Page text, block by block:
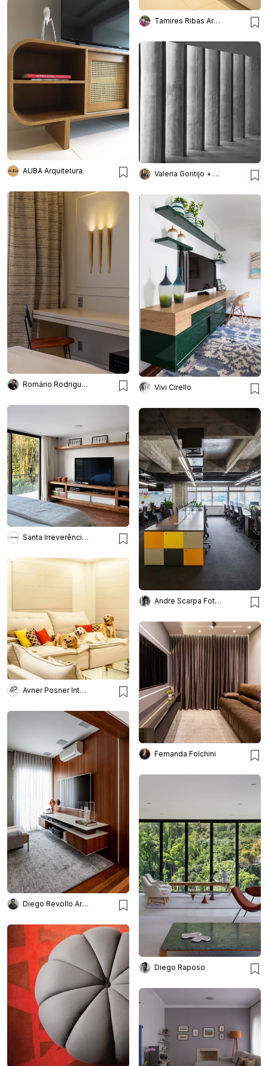
Tamires Ribas Arquitetura
AUBA Arquitetura Valeria Gontijo + Arquitetos
Romário Rodrigues Arquitetos Vivi Cirello
Santa Irreverência Arquitetura
Andre Scarpa Fotografia
Avner Posner Interiores
Fernanda Folchini
Diego Revollo Arquitetura
Diego Raposo